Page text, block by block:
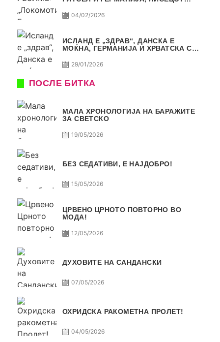
04/02/2026
ИСЛАНД Е „ЗДРАВ“, ДАНСКА Е
МОЌНА, ГЕРМАНИЈА И ХРВАТСКА СЕ
29/01/2026
ПОСЛЕ БИТКА
МАЛА ХРОНОЛОГИЈА НА БАРАЖИТЕ
ЗА СВЕТСКО
19/05/2026
БЕЗ СЕДАТИВИ, Е НАЈДОБРО!
15/05/2026
ЦРВЕНО ЦРНОТО ПОВТОРНО ВО
МОДА!
12/05/2026
ДУХОВИТЕ НА САНДАНСКИ
07/05/2026
ОХРИДСКА РАКОМЕТНА ПРОЛЕТ!
04/05/2026